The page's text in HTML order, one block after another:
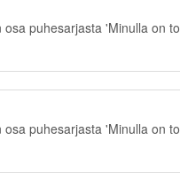
puhesarjasta 'Minulla on
puhesarjasta 'Minulla on